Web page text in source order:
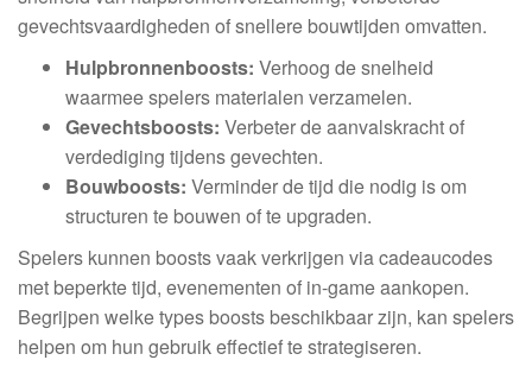
gevechtsvaardigheden of snellere bouwtijden omvatten.
Hulpbronnenboosts: Verhoog de snelheid
waarmee spelers materialen verzamelen.
Gevechtsboosts: Verbeter de aanvalskracht of
verdediging tijdens gevechten.
Bouwboosts: Verminder de tijd die nodig is om
structuren te bouwen of te upgraden.
Spelers kunnen boosts vaak verkrijgen via cadeaucodes
met beperkte tijd, evenementen of in-game aankopen.
Begrijpen welke types boosts beschikbaar zijn, kan spelers
helpen om hun gebruik effectief te strategiseren.